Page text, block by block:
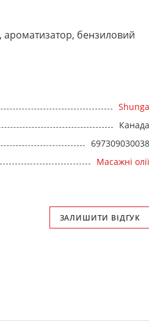
ароматизатор, бензиловий
Shunga
Канада
697309030038
Масажні олії
ЗАЛИШИТИ ВІДГУК